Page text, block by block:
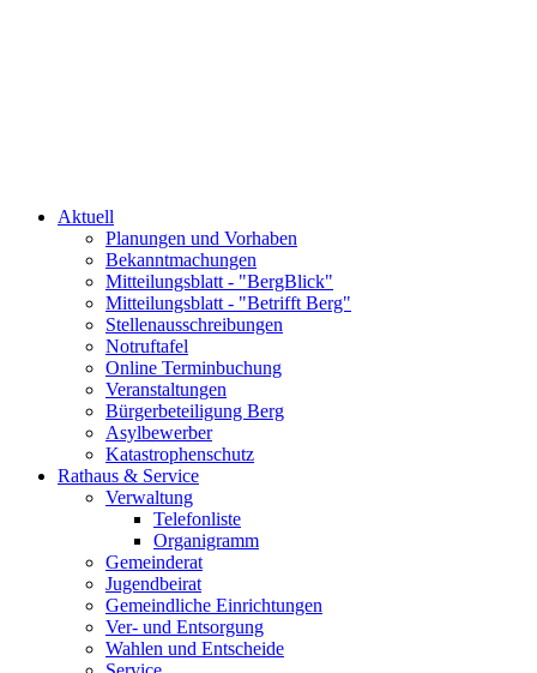
Aktuell
Planungen und Vorhaben
Bekanntmachungen
Mitteilungsblatt - "BergBlick"
Mitteilungsblatt - "Betrifft Berg"
Stellenausschreibungen
Notruftafel
Online Terminbuchung
Veranstaltungen
Bürgerbeteiligung Berg
Asylbewerber
Katastrophenschutz
Rathaus & Service
Verwaltung
Telefonliste
Organigramm
Gemeinderat
Jugendbeirat
Gemeindliche Einrichtungen
Ver- und Entsorgung
Wahlen und Entscheide